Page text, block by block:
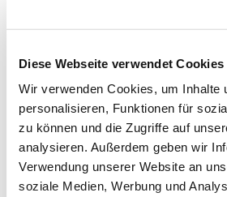
Diese Webseite verwendet Cookies
Wir verwenden Cookies, um Inhalte
personalisieren, Funktionen für
zu können und die Zugriffe auf
analysieren. Außerdem geben wir
Verwendung unserer Website an
soziale Medien, Werbung und